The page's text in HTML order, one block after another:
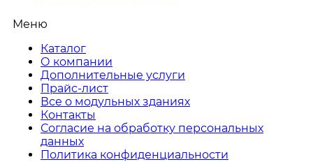
Меню
Каталог
О компании
Дополнительные услуги
Прайс-лист
Все о модульных зданиях
Контакты
Согласие на обработку персональных
данных
Политика конфиденциальности